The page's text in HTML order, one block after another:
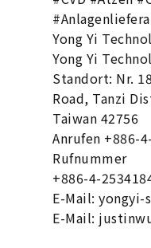
Yong Yi
Yong Yi
Standort: Nr.
Road, Tanzi
Taiwan 42756
Anrufen +886-
Rufnummer
+886-4-
E-Mail:
E-Mail: